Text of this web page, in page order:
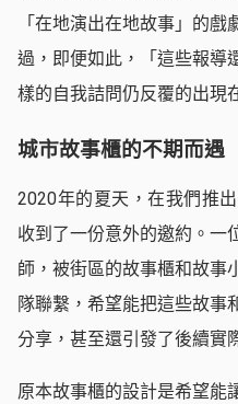
「在地演出在地故事」的戲
過，即便如此，「這些報導
樣的自我詰問仍反覆的出現
城市故事櫃的不期而遇
2020年的夏天，在我們推
收到了一份意外的邀約。一
師，被街區的故事櫃和故事
隊聯繫，希望能把這些故事
分享，甚至還引發了後續實
原本故事櫃的設計是希望能